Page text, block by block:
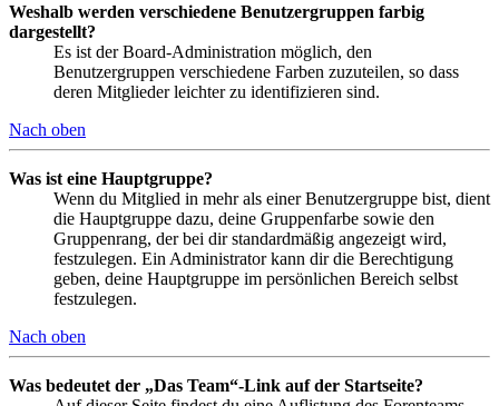
Weshalb werden verschiedene Benutzergruppen farbig
dargestellt?
Es ist der Board-Administration möglich, den
Benutzergruppen verschiedene Farben zuzuteilen, so dass
deren Mitglieder leichter zu identifizieren sind.
Nach oben
Was ist eine Hauptgruppe?
Wenn du Mitglied in mehr als einer Benutzergruppe bist, dient
die Hauptgruppe dazu, deine Gruppenfarbe sowie den
Gruppenrang, der bei dir standardmäßig angezeigt wird,
festzulegen. Ein Administrator kann dir die Berechtigung
geben, deine Hauptgruppe im persönlichen Bereich selbst
festzulegen.
Nach oben
Was bedeutet der „Das Team“-Link auf der Startseite?